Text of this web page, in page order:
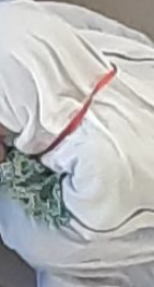
Darul Huda